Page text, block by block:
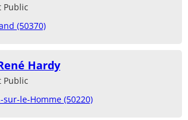
Public
(50370)
Hardy
Public
le-Homme (50220)